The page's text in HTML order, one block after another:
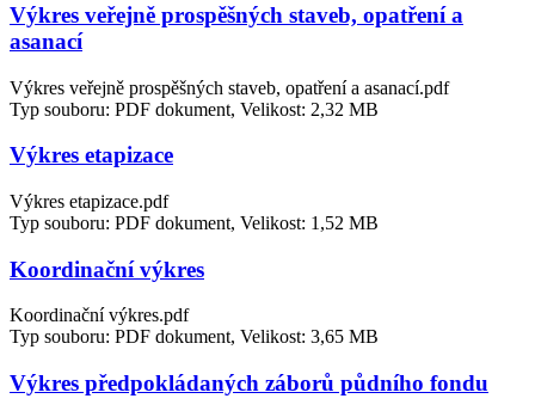
Výkres veřejně prospěšných staveb, opatření a
asanací
Výkres veřejně prospěšných staveb, opatření a asanací.pdf
Typ souboru: PDF dokument, Velikost: 2,32 MB
Výkres etapizace
Výkres etapizace.pdf
Typ souboru: PDF dokument, Velikost: 1,52 MB
Koordinační výkres
Koordinační výkres.pdf
Typ souboru: PDF dokument, Velikost: 3,65 MB
Výkres předpokládaných záborů půdního fondu